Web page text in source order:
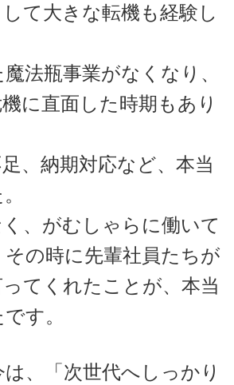
て大きな転機も経験し
法瓶事業がなくなり、
に直面した時期もあり
、納期対応など、本当
、がむしゃらに働いて
の時に先輩社員たちが
ってくれたことが、本当
す。
、「次世代へしっかり